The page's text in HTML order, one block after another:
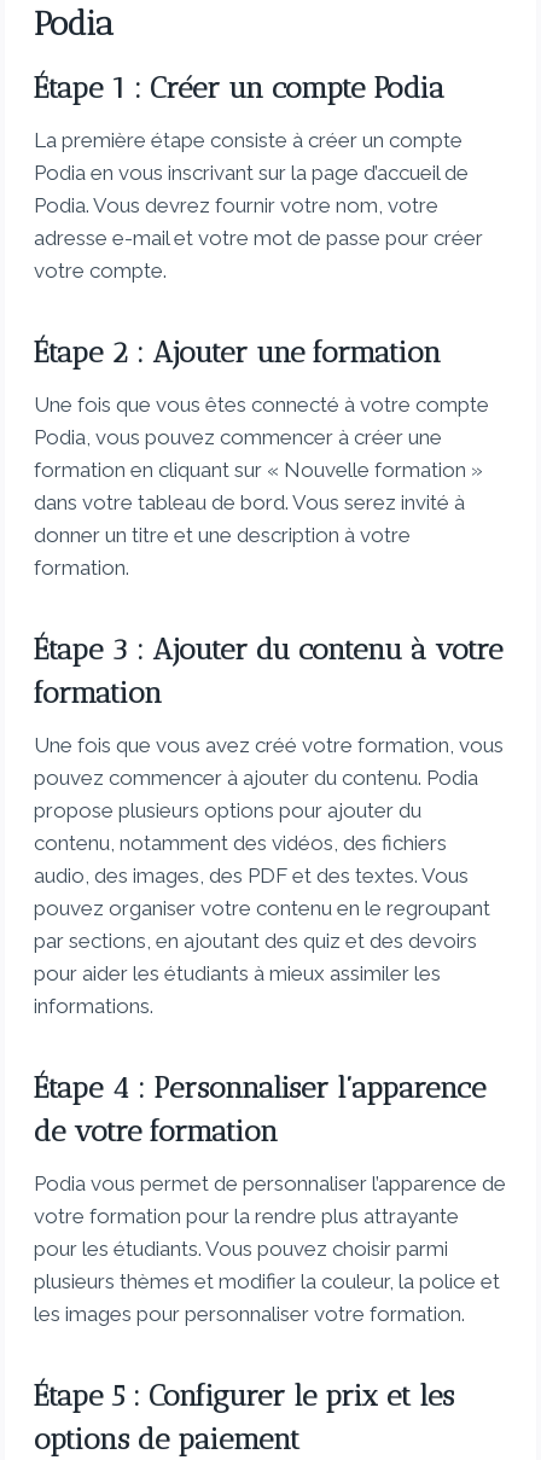
Podia
Étape 1 : Créer un compte Podia
La première étape consiste à créer un compte
Podia en vous inscrivant sur la page d’accueil de
Podia. Vous devrez fournir votre nom, votre
adresse e-mail et votre mot de passe pour créer
votre compte.
Étape 2 : Ajouter une formation
Une fois que vous êtes connecté à votre compte
Podia, vous pouvez commencer à créer une
formation en cliquant sur « Nouvelle formation »
dans votre tableau de bord. Vous serez invité à
donner un titre et une description à votre
formation.
Étape 3 : Ajouter du contenu à votre
formation
Une fois que vous avez créé votre formation, vous
pouvez commencer à ajouter du contenu. Podia
propose plusieurs options pour ajouter du
contenu, notamment des vidéos, des fichiers
audio, des images, des PDF et des textes. Vous
pouvez organiser votre contenu en le regroupant
par sections, en ajoutant des quiz et des devoirs
pour aider les étudiants à mieux assimiler les
informations.
Étape 4 : Personnaliser l’apparence
de votre formation
Podia vous permet de personnaliser l’apparence de
votre formation pour la rendre plus attrayante
pour les étudiants. Vous pouvez choisir parmi
plusieurs thèmes et modifier la couleur, la police et
les images pour personnaliser votre formation.
Étape 5 : Configurer le prix et les
options de paiement